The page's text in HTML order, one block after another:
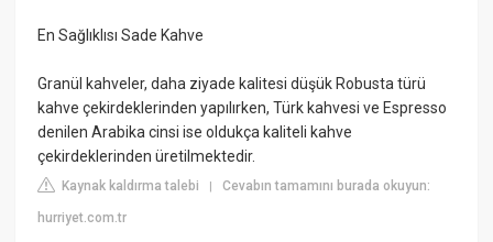
En Sağlıklısı Sade Kahve
Granül kahveler, daha ziyade kalitesi düşük Robusta türü
kahve çekirdeklerinden yapılırken, Türk kahvesi ve Espresso
denilen Arabika cinsi ise oldukça kaliteli kahve
çekirdeklerinden üretilmektedir.
Kaynak kaldırma talebi |Cevabın tamamını burada okuyun:
hurriyet.com.tr